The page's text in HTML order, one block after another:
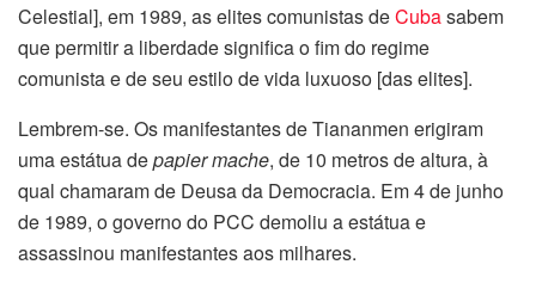
Celestial], em 1989, as elites comunistas deCubasabem
que permitir a liberdade significa o fim do regime
comunista e de seu estilo de vida luxuoso [das elites].
Lembrem-se. Os manifestantes de Tiananmen erigiram
uma estátua depapier mache, de 10 metros de altura, à
qual chamaram de Deusa da Democracia. Em 4 de junho
de 1989, o governo do PCC demoliu a estátua e
assassinou manifestantes aos milhares.